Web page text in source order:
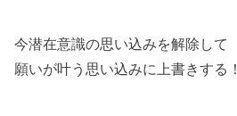
今潜在意識の思い込みを解除して
願いが叶う思い込みに上書きする！